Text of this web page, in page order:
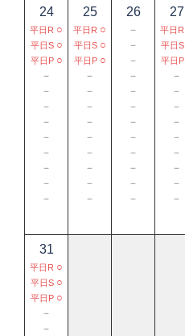
24
平日R ○
平日S ○
平日P ○
－
－
－
－
－
－
－
－
－
25
平日R ○
平日S ○
平日P ○
－
－
－
－
－
－
－
－
－
26
－
－
－
－
－
－
－
－
－
－
－
－
27
平日R
平日S
平日P
－
－
－
－
－
－
－
－
－
31
平日R ○
平日S ○
平日P ○
－
－